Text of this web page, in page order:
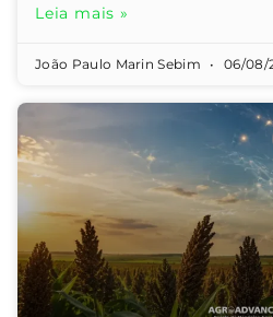
Leia mais »
João Paulo Marin Sebim 06/08/